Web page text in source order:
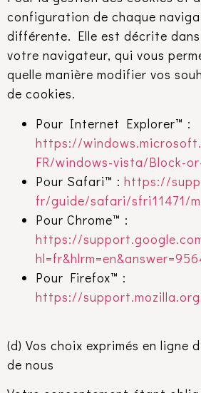
configuration de chaque
différente. Elle est décrite dans
votre navigateur, qui vous
quelle manière modifier vos
de cookies.
Pour Internet Explorer™ :
https://
FR/windows-vista/Block-
Pour Safari™ : https://
fr/guide/safari/sfri11471/
Pour Chrome™ :
https://
Pour Firefox™ :
https://
(d) Vos choix exprimés en ligne
de nous